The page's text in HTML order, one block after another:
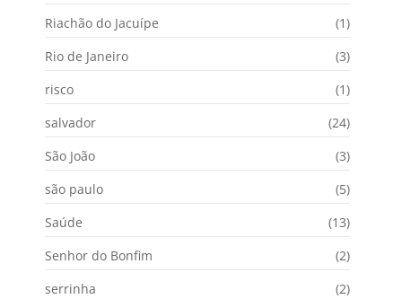
Riachão do Jacuípe
(1)
Rio de Janeiro
(3)
risco
(1)
salvador
(24)
São João
(3)
são paulo
(5)
Saúde
(13)
Senhor do Bonfim
(2)
serrinha
(2)